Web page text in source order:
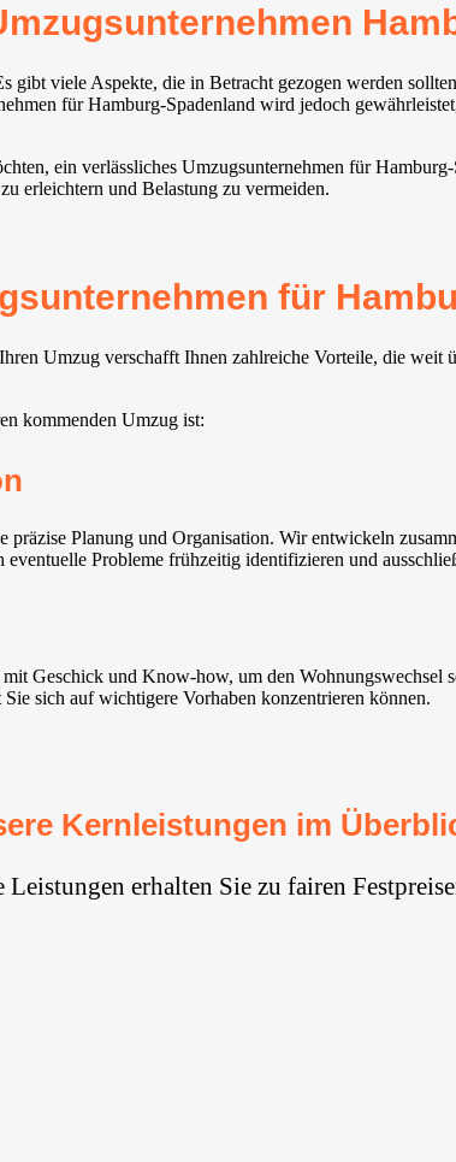
gibt viele Aspekte, die in Betracht gezogen werden
für Hamburg-Spadenland wird jedoch
ein verlässliches Umzugsunternehmen für
erleichtern und Belastung zu vermeiden.
für
Umzug verschafft Ihnen zahlreiche Vorteile, die weit
kommenden Umzug ist:
Planung und Organisation. Wir entwickeln
Probleme frühzeitig identifizieren und
Geschick und Know-how, um den
sich auf wichtigere Vorhaben konzentrieren können.
Kernleistungen im
Leistungen erhalten Sie zu fairen